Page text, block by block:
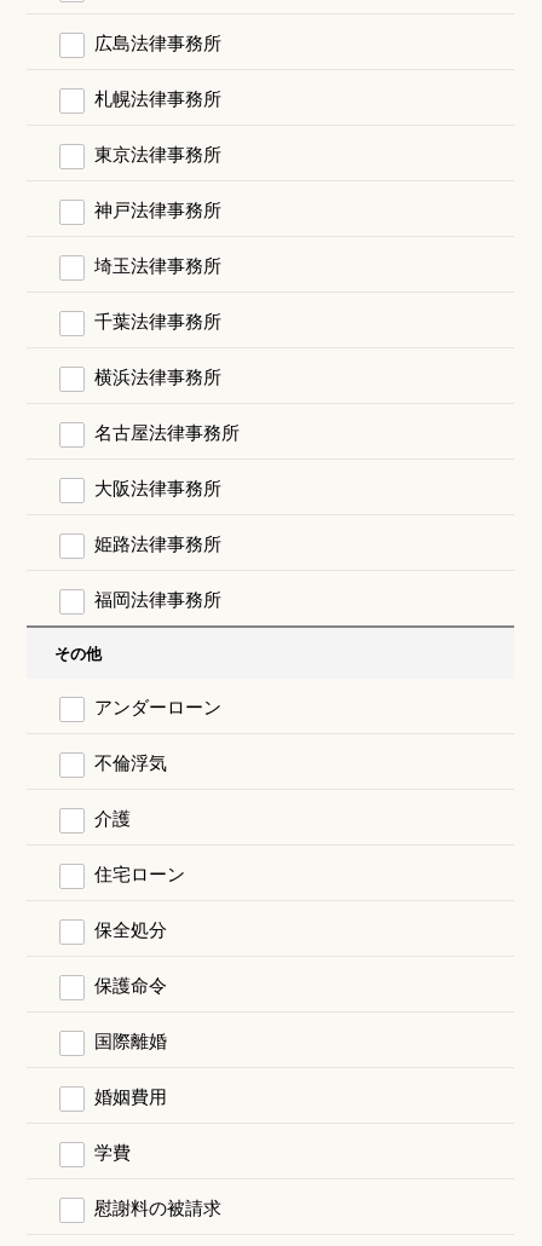
広島法律事務所
札幌法律事務所
東京法律事務所
神戸法律事務所
埼玉法律事務所
千葉法律事務所
横浜法律事務所
名古屋法律事務所
大阪法律事務所
姫路法律事務所
福岡法律事務所
その他
アンダーローン
不倫浮気
介護
住宅ローン
保全処分
保護命令
国際離婚
婚姻費用
学費
慰謝料の被請求